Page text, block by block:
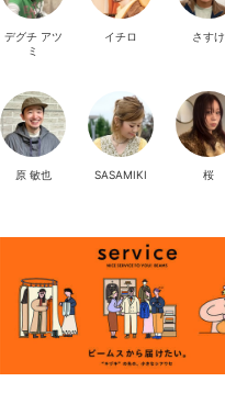
デグチ アツ
ミ
イチロ さすけ
原 敏也 SASAMIKI 桜